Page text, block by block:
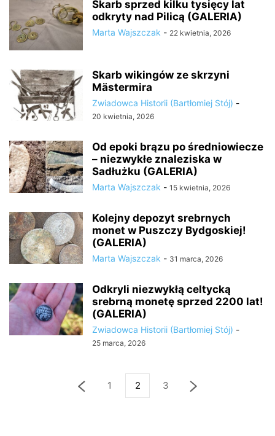
Skarb sprzed kilku tysięcy lat
odkryty nad Pilicą (GALERIA)
Marta Wajszczak - 22 kwietnia, 2026
Skarb wikingów ze skrzyni
Mästermira
Zwiadowca Historii (Bartłomiej Stój) -
20 kwietnia, 2026
Od epoki brązu po średniowiecze
– niezwykłe znaleziska w
Sadłużku (GALERIA)
Marta Wajszczak - 15 kwietnia, 2026
Kolejny depozyt srebrnych
monet w Puszczy Bydgoskiej!
(GALERIA)
Marta Wajszczak - 31 marca, 2026
Odkryli niezwykłą celtycką
srebrną monetę sprzed 2200 lat!
(GALERIA)
Zwiadowca Historii (Bartłomiej Stój) -
25 marca, 2026
1 2 3